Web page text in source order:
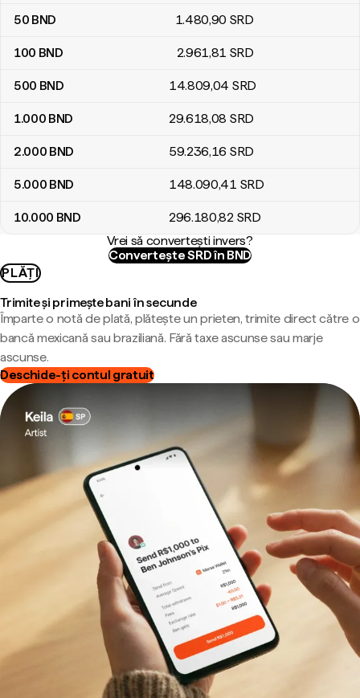
50 BND 1.480,90 SRD
100 BND 2.961,81 SRD
500 BND 14.809,04 SRD
1.000 BND 29.618,08 SRD
2.000 BND 59.236,16 SRD
5.000 BND 148.090,41 SRD
10.000 BND 296.180,82 SRD
Vrei să convertești invers?
Convertește SRD în BND
PLĂȚI
Trimite și primește bani în secunde
Împarte o notă de plată, plătește un prieten, trimite direct către o
bancă mexicană sau braziliană. Fără taxe ascunse sau marje
ascunse.
Deschide-ți contul gratuit